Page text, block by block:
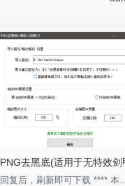
PNG去黑底(适用于无特效剑
回复后，刷新即可